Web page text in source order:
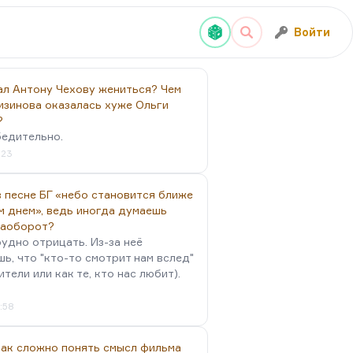
Войти
Антону Чехову жениться? Чем
оказалась хуже Ольги
песне БГ «небо становится ближе
днем», ведь иногда думаешь
отрицать. Из-за неё
что "кто-то смотрит нам вслед"
или как те, кто нас любит).
сложно понять смысл фильма